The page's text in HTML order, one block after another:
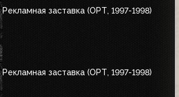
Рекламная заставка (ОРТ, 1997-1998)
Рекламная заставка (ОРТ, 1997-1998)